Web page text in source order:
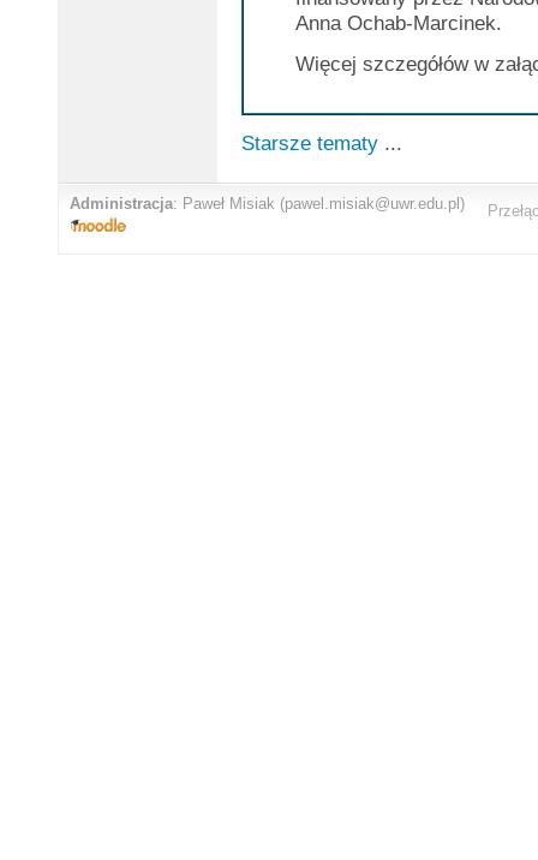
Anna Ochab-Marcinek.
Więcej szczegółów w
Starsze tematy ...
Administracja: Paweł Misiak (pawel.misiak@uwr.edu.pl)